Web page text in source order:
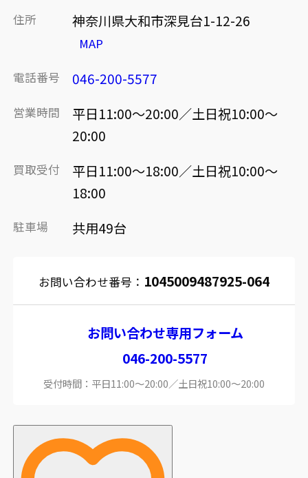
住所 神奈川県大和市深見台1-12-26
MAP
電話番号 046-200-5577
営業時間
平日11:00～20:00／土日祝10:00～
20:00
買取受付
平日11:00～18:00／土日祝10:00～
18:00
駐車場 共用49台
お問い合わせ番号： 1045009487925-064
お問い合わせ専用フォーム
046-200-5577
受付時間：平日11:00～20:00／土日祝10:00～20:00